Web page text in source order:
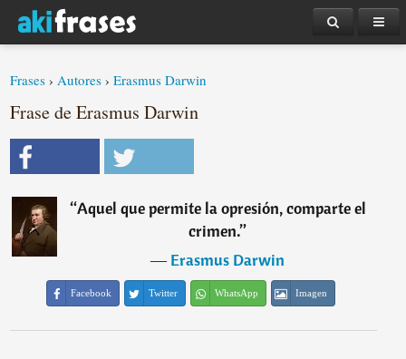
Frases ›Autores ›Erasmus Darwin
Frase de Erasmus Darwin
“Aquel que permite la opresión, comparte el
crimen.”
―Erasmus Darwin
Facebook Twitter WhatsApp Imagen